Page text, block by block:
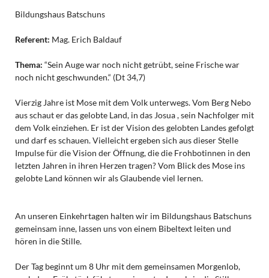
Bildungshaus Batschuns
Referent: Mag. Erich Baldauf
Thema: “Sein Auge war noch nicht getrübt, seine Frische war
noch nicht geschwunden.“ (Dt 34,7)
Vierzig Jahre ist Mose mit dem Volk unterwegs. Vom Berg Nebo
aus schaut er das gelobte Land, in das Josua , sein Nachfolger mit
dem Volk einziehen. Er ist der Vision des gelobten Landes gefolgt
und darf es schauen. Vielleicht ergeben sich aus dieser Stelle
Impulse für die Vision der Öffnung, die die Frohbotinnen in den
letzten Jahren in ihren Herzen tragen? Vom Blick des Mose ins
gelobte Land können wir als Glaubende viel lernen.
An unseren Einkehrtagen halten wir im Bildungshaus Batschuns
gemeinsam inne, lassen uns von einem Bibeltext leiten und
hören in die Stille.
Der Tag beginnt um 8 Uhr mit dem gemeinsamen Morgenlob,